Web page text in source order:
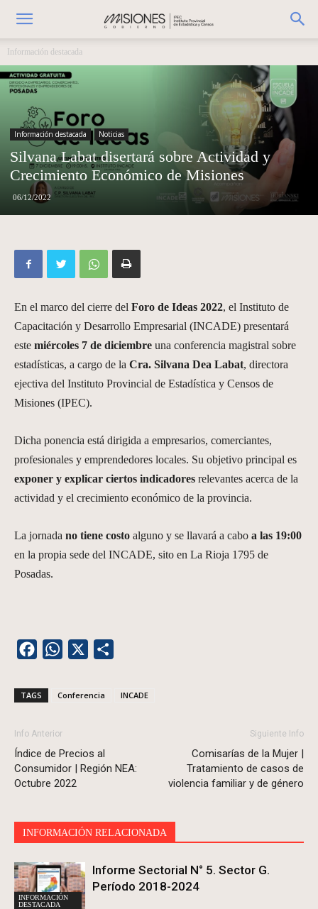
Información destacada
Información destacada Noticias
Silvana Labat disertará sobre Actividad y
Crecimiento Económico de Misiones
06/12/2022
En el marco del cierre del Foro de Ideas 2022, el Instituto de
Capacitación y Desarrollo Empresarial (INCADE) presentará
este miércoles 7 de diciembre una conferencia magistral sobre
estadísticas, a cargo de la Cra. Silvana Dea Labat, directora
ejectiva del Instituto Provincial de Estadística y Censos de
Misiones (IPEC).
Dicha ponencia está dirigida a empresarios, comerciantes,
profesionales y emprendedores locales. Su objetivo principal es
exponer y explicar ciertos indicadores relevantes acerca de la
actividad y el crecimiento económico de la provincia.
La jornada no tiene costo alguno y se llavará a cabo a las 19:00
en la propia sede del INCADE, sito en La Rioja 1795 de
Posadas.
FacebookWhatsApp
TAGS Conferencia INCADE
Info Anterior
Índice de Precios al
Consumidor | Región NEA:
Octubre 2022
Siguiente Info
Comisarías de la Mujer |
Tratamiento de casos de
violencia familiar y de género
INFORMACIÓN RELACIONADA
INFORMACIÓN
DESTACADA
Informe Sectorial N° 5. Sector G.
Período 2018-2024